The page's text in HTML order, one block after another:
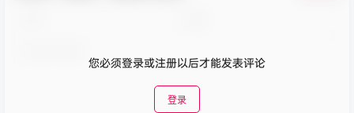
您必须登录或注册以后才能发表评论
登录